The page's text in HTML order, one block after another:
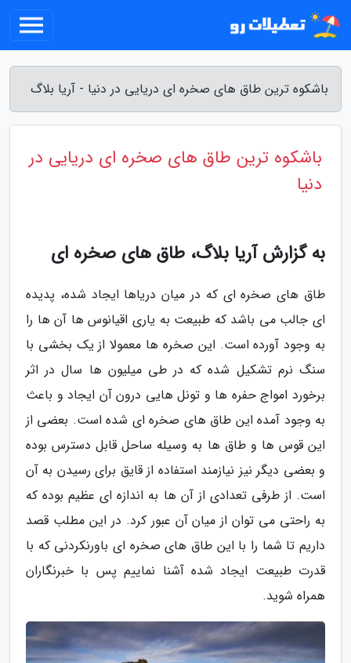
باشکوه ترین طاق های صخره ای دریایی در دنیا - آریا بلاگ
باشکوه ترین طاق های صخره ای دریایی در
دنیا
به گزارش آریا بلاگ، طاق های صخره ای
طاق های صخره ای که در میان دریاها ایجاد شده، پدیده
ای جالب می باشد که طبیعت به یاری اقیانوس ها آن ها را
به وجود آورده است. این صخره ها معمولا از یک بخشی با
سنگ نرم تشکیل شده که در طی میلیون ها سال در اثر
برخورد امواج حفره ها و تونل هایی درون آن ایجاد و باعث
به وجود آمده این طاق های صخره ای شده است. بعضی از
این قوس ها و طاق ها به وسیله ساحل قابل دسترس بوده
و بعضی دیگر نیز نیازمند استفاده از قایق برای رسیدن به آن
است. از طرفی تعدادی از آن ها به اندازه ای عظیم بوده که
به راحتی می توان از میان آن عبور کرد. در این مطلب قصد
داریم تا شما را با این طاق های صخره ای باورنکردنی که با
قدرت طبیعت ایجاد شده آشنا نماییم پس با خبرنگاران
همراه شوید.